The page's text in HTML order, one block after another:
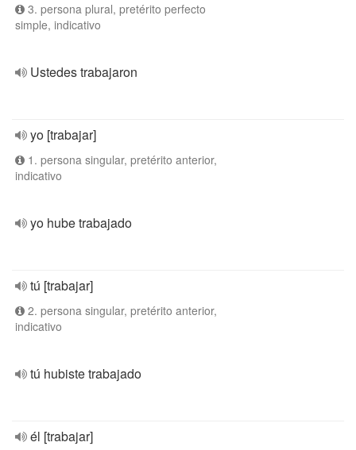
3. persona plural, pretérito perfecto
simple, indicativo
Ustedes trabajaron
yo [trabajar]
1. persona singular, pretérito anterior,
indicativo
yo hube trabajado
tú [trabajar]
2. persona singular, pretérito anterior,
indicativo
tú hubiste trabajado
él [trabajar]